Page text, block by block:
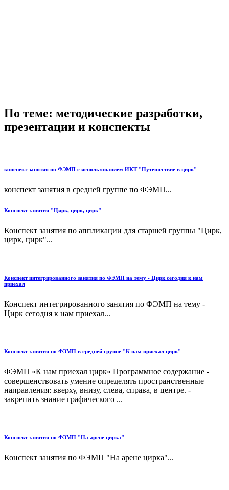
По теме: методические разработки,
презентации и конспекты
конспект занятия по ФЭМП c использованием ИКТ "Путешествие в цирк"
конспект занятия в средней группе по ФЭМП...
Конспект занятия "Цирк, цирк, цирк"
Конспект занятия по аппликации для старшей группы "Цирк,
цирк, цирк"...
Конспект интегрированного занятия по ФЭМП на тему - Цирк сегодня к нам
приехал
Конспект интегрированного занятия по ФЭМП на тему -
Цирк сегодня к нам приехал...
Конспект занятия по ФЭМП в средней группе "К нам приехал цирк"
ФЭМП «К нам приехал цирк» Программное содержание -
совершенствовать умение определять пространственные
направления: вверху, внизу, слева, справа, в центре. -
закрепить знание графического ...
Конспект занятия по ФЭМП "На арене цирка"
Конспект занятия по ФЭМП "На арене цирка"...